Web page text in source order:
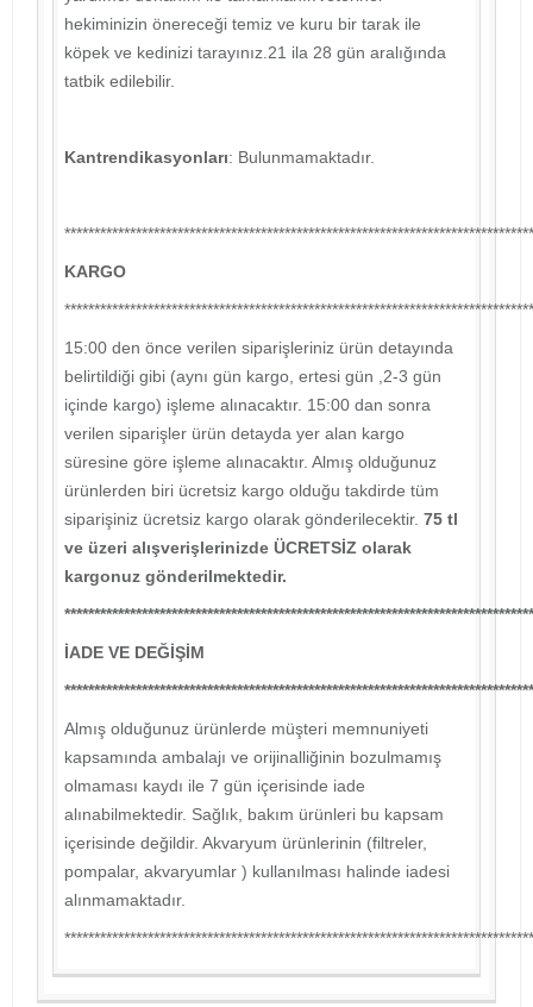
hekiminizin önereceği temiz ve kuru bir tarak ile
köpek ve kedinizi tarayınız.21 ila 28 gün aralığında
tatbik edilebilir.
Kantrendikasyonları: Bulunmamaktadır.
KARGO
15:00 den önce verilen siparişleriniz ürün detayında
belirtildiği gibi (aynı gün kargo, ertesi gün ,2-3 gün
içinde kargo) işleme alınacaktır. 15:00 dan sonra
verilen siparişler ürün detayda yer alan kargo
süresine göre işleme alınacaktır. Almış olduğunuz
ürünlerden biri ücretsiz kargo olduğu takdirde tüm
siparişiniz ücretsiz kargo olarak gönderilecektir.75 tl
ve üzeri alışverişlerinizde ÜCRETSİZ olarak
kargonuz gönderilmektedir.
İADE VE DEĞİŞİM
Almış olduğunuz ürünlerde müşteri memnuniyeti
kapsamında ambalajı ve orijinalliğinin bozulmamış
olmaması kaydı ile 7 gün içerisinde iade
alınabilmektedir. Sağlık, bakım ürünleri bu kapsam
içerisinde değildir. Akvaryum ürünlerinin (filtreler,
pompalar, akvaryumlar ) kullanılması halinde iadesi
alınmamaktadır.